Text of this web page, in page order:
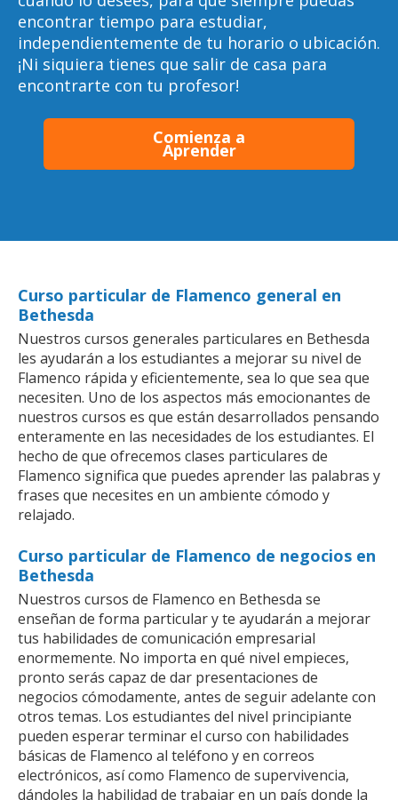
encontrar tiempo para estudiar,
independientemente de tu horario o ubicación.
¡Ni siquiera tienes que salir de casa para
encontrarte con tu profesor!
Comienza a
Aprender
Curso particular de Flamenco general en
Bethesda
Nuestros cursos generales particulares en Bethesda
les ayudarán a los estudiantes a mejorar su nivel de
Flamenco rápida y eficientemente, sea lo que sea que
necesiten. Uno de los aspectos más emocionantes de
nuestros cursos es que están desarrollados pensando
enteramente en las necesidades de los estudiantes. El
hecho de que ofrecemos clases particulares de
Flamenco significa que puedes aprender las palabras y
frases que necesites en un ambiente cómodo y
relajado.
Curso particular de Flamenco de negocios en
Bethesda
Nuestros cursos de Flamenco en Bethesda se
enseñan de forma particular y te ayudarán a mejorar
tus habilidades de comunicación empresarial
enormemente. No importa en qué nivel empieces,
pronto serás capaz de dar presentaciones de
negocios cómodamente, antes de seguir adelante con
otros temas. Los estudiantes del nivel principiante
pueden esperar terminar el curso con habilidades
básicas de Flamenco al teléfono y en correos
electrónicos, así como Flamenco de supervivencia,
dándoles la habilidad de trabajar en un país donde la